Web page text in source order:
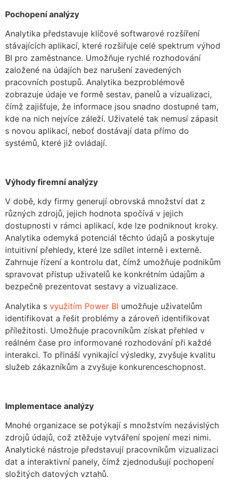
Pochopení analýzy
Analytika představuje klíčové softwarové rozšíření
stávajících aplikací, které rozšiřuje celé spektrum výhod
BI pro zaměstnance. Umožňuje rychlé rozhodování
založené na údajích bez narušení zavedených
pracovních postupů. Analytika bezproblémově
zobrazuje údaje ve formě sestav, panelů a vizualizaci,
čímž zajišťuje, že informace jsou snadno dostupné tam,
kde na nich nejvíce záleží. Uživatelé tak nemusí zápasit
s novou aplikací, neboť dostávají data přímo do
systémů, které již ovládají.
Výhody firemní analýzy
V době, kdy firmy generují obrovská množství dat z
různých zdrojů, jejich hodnota spočívá v jejich
dostupnosti v rámci aplikací, kde lze podniknout kroky.
Analytika odemyká potenciál těchto údajů a poskytuje
intuitivní přehledy, které lze sdílet interně i externě.
Zahrnuje řízení a kontrolu dat, čímž umožňuje podnikům
spravovat přístup uživatelů ke konkrétním údajům a
bezpečně prezentovat sestavy a vizualizace.
Analytika s využitím Power BI umožňuje uživatelům
identifikovat a řešit problémy a zároveň identifikovat
příležitosti. Umožňuje pracovníkům získat přehled v
reálném čase pro informované rozhodování při každé
interakci. To přináší vynikající výsledky, zvyšuje kvalitu
služeb zákazníkům a zvyšuje konkurenceschopnost.
Implementace analýzy
Mnohé organizace se potýkají s množstvím nezávislých
zdrojů údajů, což ztěžuje vytváření spojení mezi nimi.
Analytické nástroje představují pracovníkům vizualizaci
dat a interaktivní panely, čímž zjednodušují pochopení
složitých datových vztahů.